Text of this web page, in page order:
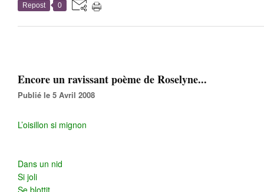
Repost 0
Encore un ravissant poème de Roselyne...
Publié le 5 Avril 2008
L’oisillon si mignon
Dans un nid
Si joli
Se blottit